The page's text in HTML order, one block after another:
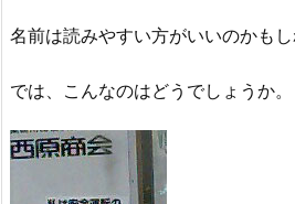
名前は読みやすい方がいいのかもし
では、こんなのはどうでしょうか。